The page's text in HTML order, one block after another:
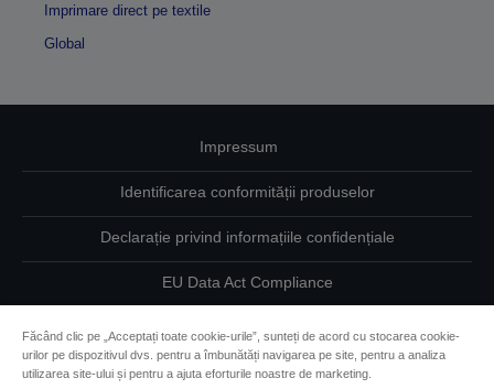
Imprimare direct pe textile
Global
Impressum
Identificarea conformității produselor
Declarație privind informațiile confidențiale
EU Data Act Compliance
Informaţii despre modulele cookie
Făcând clic pe „Acceptați toate cookie-urile”, sunteți de acord cu stocarea cookie-
urilor pe dispozitivul dvs. pentru a îmbunătăți navigarea pe site, pentru a analiza
utilizarea site-ului și pentru a ajuta eforturile noastre de marketing.